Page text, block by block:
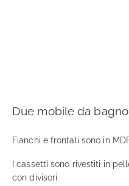
Due mobile da
Fianchi e frontali sono in
I cassetti sono rivestiti in
con divisori